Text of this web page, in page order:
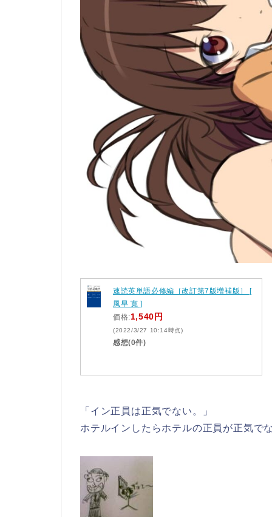
速読英単語必修編［改訂第7版増補版］ [
風早 寛 ]
価格:1,540円
(2022/3/27 10:14時点)
感想(0件)
「イン正員は正気でない。」
ホテルインしたらホテルの正員が正気で